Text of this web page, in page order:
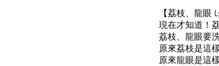
【荔枝、龍眼
現在才知道！
荔枝、龍眼要
原來荔枝是這
原來龍眼是這